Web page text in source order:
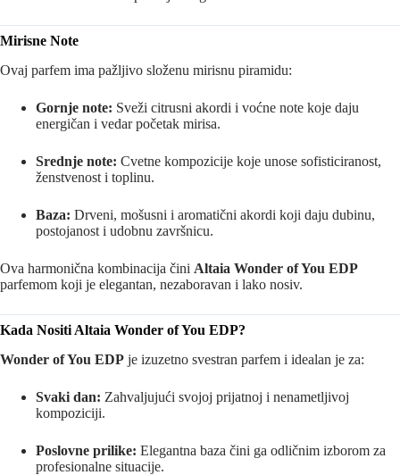
Mirisne Note
Ovaj parfem ima pažljivo složenu mirisnu piramidu:
Gornje note: Sveži citrusni akordi i voćne note koje daju
energičan i vedar početak mirisa.
Srednje note: Cvetne kompozicije koje unose sofisticiranost,
ženstvenost i toplinu.
Baza: Drveni, mošusni i aromatični akordi koji daju dubinu,
postojanost i udobnu završnicu.
Ova harmonična kombinacija čini Altaia Wonder of You EDP
parfemom koji je elegantan, nezaboravan i lako nosiv.
Kada Nositi Altaia Wonder of You EDP?
Wonder of You EDP je izuzetno svestran parfem i idealan je za:
Svaki dan: Zahvaljujući svojoj prijatnoj i nenametljivoj
kompoziciji.
Poslovne prilike: Elegantna baza čini ga odličnim izborom za
profesionalne situacije.